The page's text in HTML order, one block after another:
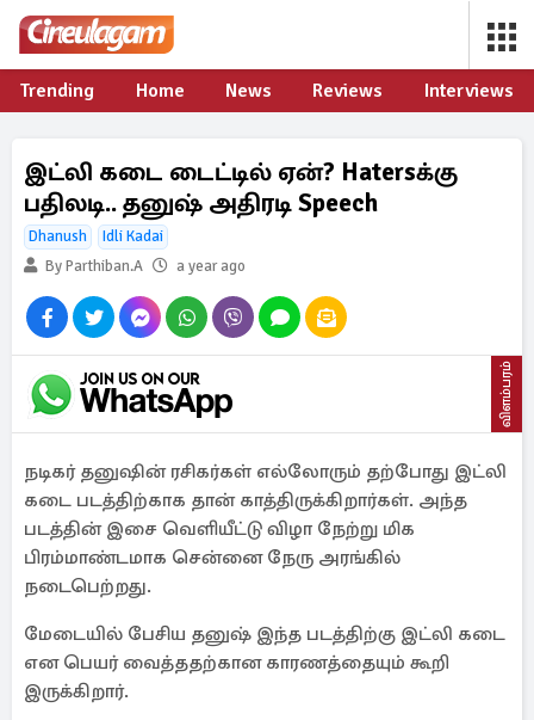
Trending Home News Reviews Interviews
இட்லி கடை டைட்டில் ஏன்? Hatersக்கு
பதிலடி.. தனுஷ் அதிரடி Speech
Dhanush
Idli Kadai
By Parthiban.A
a year ago
விளம்பரம்
நடிகர் தனுஷின் ரசிகர்கள் எல்லோரும் தற்போது இட்லி
கடை படத்திற்காக தான் காத்திருக்கிறார்கள். அந்த
படத்தின் இசை வெளியீட்டு விழா நேற்று மிக
பிரம்மாண்டமாக சென்னை நேரு அரங்கில்
நடைபெற்றது.
மேடையில் பேசிய தனுஷ் இந்த படத்திற்கு இட்லி கடை
என பெயர் வைத்ததற்கான காரணத்தையும் கூறி
இருக்கிறார்.